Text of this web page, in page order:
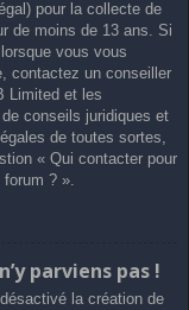
pour la collecte de
de moins de 13 ans. Si
vous vous
contactez un conseiller
Limited et les
conseils juridiques et
de toutes sortes,
« Qui contacter pour
? ».
parviens pas !
la création de